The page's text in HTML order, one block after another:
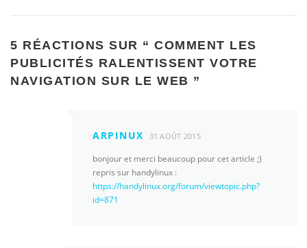
5 RÉACTIONS SUR “ COMMENT LES
PUBLICITÉS RALENTISSENT VOTRE
NAVIGATION SUR LE WEB ”
ARPINUX 31 AOÛT 2015
bonjour et merci beaucoup pour cet article ;)
repris sur handylinux :
https://handylinux.org/forum/viewtopic.php?
id=871